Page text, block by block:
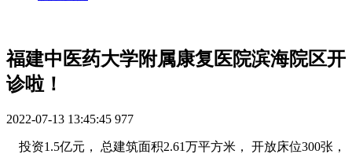
福建中医药大学附属康复医院滨海院区开
诊啦！
2022-07-13 13:45:45 977
投资1.5亿元， 总建筑面积2.61万平方米， 开放床位300张，